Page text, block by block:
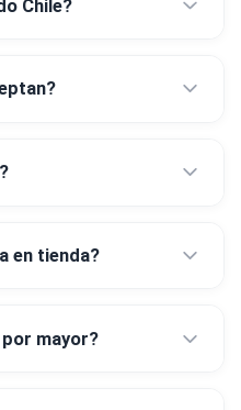
Chile?
en tienda?
por mayor?